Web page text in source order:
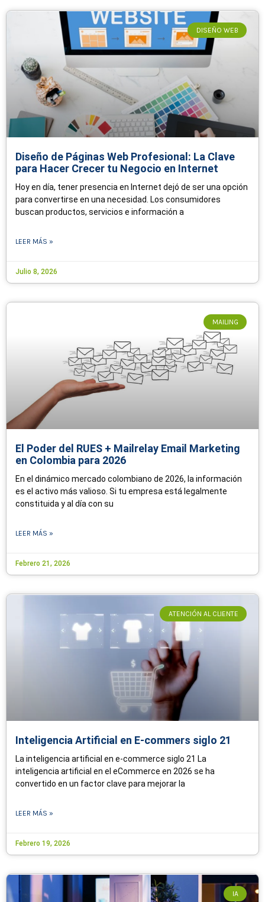
DISEÑO WEB
Diseño de Páginas Web Profesional: La Clave
para Hacer Crecer tu Negocio en Internet
Hoy en día, tener presencia en Internet dejó de ser una opción
para convertirse en una necesidad. Los consumidores
buscan productos, servicios e información a
LEER MÁS »
Julio 8, 2026
MAILING
El Poder del RUES + Mailrelay Email Marketing
en Colombia para 2026
En el dinámico mercado colombiano de 2026, la información
es el activo más valioso. Si tu empresa está legalmente
constituida y al día con su
LEER MÁS »
Febrero 21, 2026
ATENCIÓN AL CLIENTE
Inteligencia Artificial en E-commers siglo 21
La inteligencia artificial en e-commerce siglo 21 La
inteligencia artificial en el eCommerce en 2026 se ha
convertido en un factor clave para mejorar la
LEER MÁS »
Febrero 19, 2026
IA